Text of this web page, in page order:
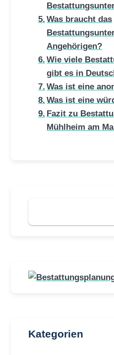
Was braucht das
Angehörigen?
Wie viele
gibt es in
Was ist eine
Was ist eine
Fazit zu
Mühlheim am
Suchen
Kategorien